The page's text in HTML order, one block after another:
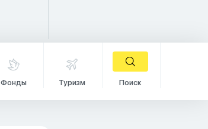
Фонды Туризм Поиск